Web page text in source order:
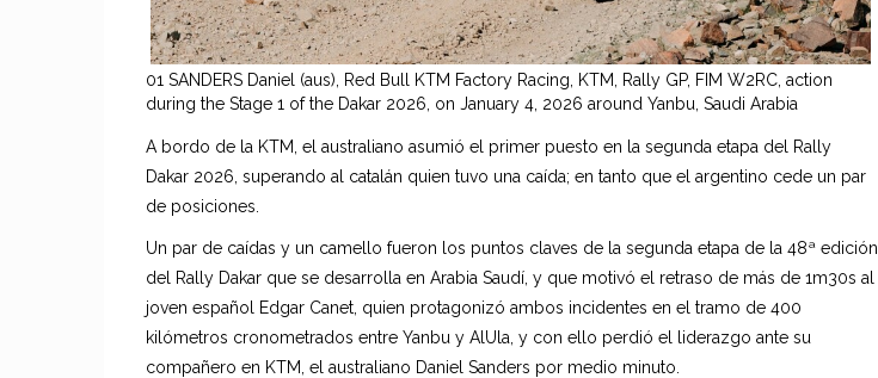
01 SANDERS Daniel (aus), Red Bull KTM Factory Racing, KTM, Rally GP, FIM W2RC, action
during the Stage 1 of the Dakar 2026, on January 4, 2026 around Yanbu, Saudi Arabia
A bordo de la KTM, el australiano asumió el primer puesto en la segunda etapa del Rally
Dakar 2026, superando al catalán quien tuvo una caída; en tanto que el argentino cede un par
de posiciones.
Un par de caídas y un camello fueron los puntos claves de la segunda etapa de la 48ª edición
del Rally Dakar que se desarrolla en Arabia Saudí, y que motivó el retraso de más de 1m30s al
joven español Edgar Canet, quien protagonizó ambos incidentes en el tramo de 400
kilómetros cronometrados entre Yanbu y AlUla, y con ello perdió el liderazgo ante su
compañero en KTM, el australiano Daniel Sanders por medio minuto.